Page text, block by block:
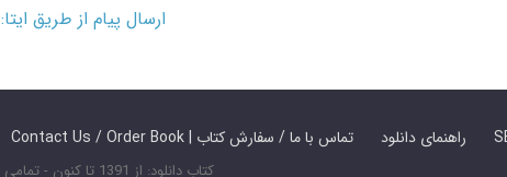
ارسال پیام از طریق ایتا: 09390588906
Contact Us / Order Book | تماس با ما / سفارش کتاب راهنمای دانلود
کتاب دانلود: از 1391 تا کنون - تمامی حقوق محفوظ است